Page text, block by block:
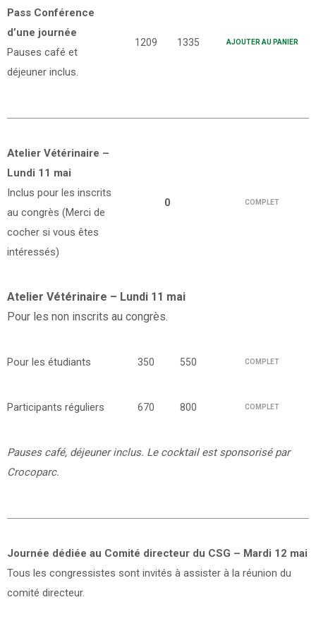
Pass Conférence
d’une journée
Pauses café et
déjeuner inclus.
1209 1335 AJOUTER AU PANIER
Atelier Vétérinaire –
Lundi 11 mai
Inclus pour les inscrits
au congrès (Merci de
cocher si vous êtes
intéressés)
0 COMPLET
Atelier Vétérinaire – Lundi 11 mai
Pour les non inscrits au congrès.
Pour les étudiants 350 550 COMPLET
Participants réguliers 670 800 COMPLET
Pauses café, déjeuner inclus. Le cocktail est sponsorisé par
Crocoparc.
Journée dédiée au Comité directeur du CSG – Mardi 12 mai
Tous les congressistes sont invités à assister à la réunion du
comité directeur.